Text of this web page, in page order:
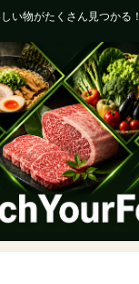
い物がたくさん見つかる！